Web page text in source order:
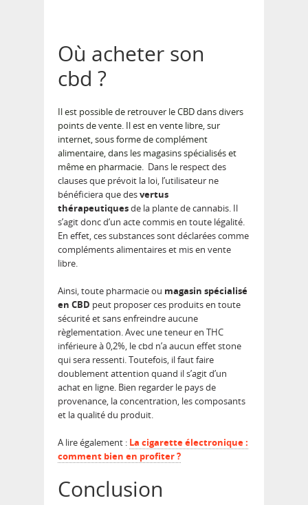
Où acheter son
cbd ?
Il est possible de retrouver le CBD dans divers
points de vente. Il est en vente libre, sur
internet, sous forme de complément
alimentaire, dans les magasins spécialisés et
même en pharmacie. Dans le respect des
clauses que prévoit la loi, l’utilisateur ne
bénéficiera que desvertus
thérapeutiquesde la plante de cannabis. Il
s’agit donc d’un acte commis en toute légalité.
En effet, ces substances sont déclarées comme
compléments alimentaires et mis en vente
libre.
Ainsi, toute pharmacie ou magasin spécialisé
en CBD peut proposer ces produits en toute
sécurité et sans enfreindre aucune
règlementation.Avec une teneur en THC
inférieure à 0,2%, le cbd n’a aucun effet stone
qui sera ressenti. Toutefois, il faut faire
doublement attention quand il s’agit d’un
achat en ligne. Bien regarder le pays de
provenance, la concentration, les composants
et la qualité du produit.
A lire également : La cigarette électronique :
comment bien en profiter ?
Conclusion